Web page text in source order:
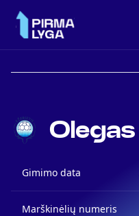
Tvarkaraštis
Turnyrinė lentelė
Komandos
Gimimo data
Marškinėlių numeris